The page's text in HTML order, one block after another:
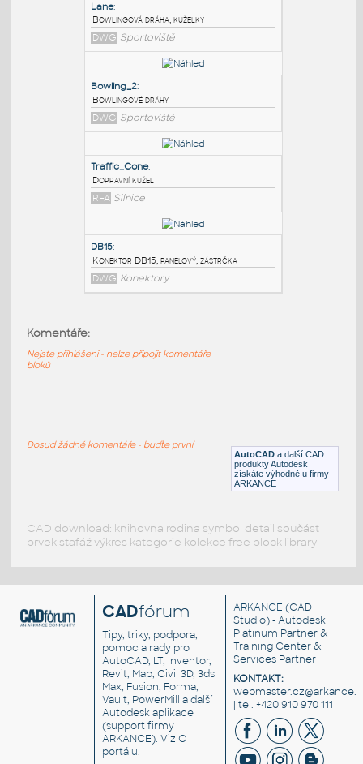
PODOBNÉ BLOKY:
Lane:
Bowlingová dráha, kuželky
DWG Sportoviště
:
Bowlingové dráhy
DWG Sportoviště
RFA Silnice
DWG Konektory AutoCAD a další CAD
produkty Autodesk
získáte výhodně u firmy
ARKANCE
Komentáře:
Nejste přihlášeni - nelze připojit komentáře
bloků
Dosud žádné komentáře - buďte první
CAD download: knihovna rodina symbol detail součást
prvek stafáž výkres kategorie kolekce free block library
CADfórum
Tipy, triky, podpora,
pomoc a rady pro
AutoCAD, LT, Inventor,
Revit, Map, Civil 3D, 3ds
Max, Fusion, Forma,
Vault, PowerMill a další
Autodesk aplikace
(support firmy
ARKANCE). VizO
portálu.
ARKANCE (CAD
Studio) - Autodesk
Platinum Partner &
Training Center &
Services Partner
KONTAKT:
| tel. +420 910 970 111